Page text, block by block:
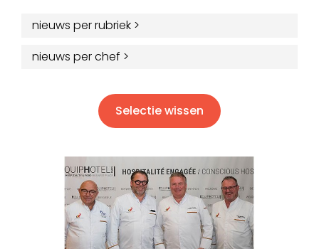
nieuws per rubriek >
nieuws per chef >
Selectie wissen